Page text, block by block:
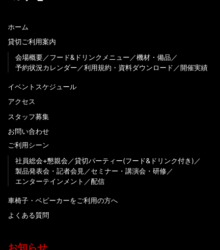
ホーム
貸切ご利用案内
会場概要
フード&ドリンクメニュー
機材・備品
予約状況カレンダー
利用規約・資料ダウンロード 開催実績
イベントスケジュール
アクセス
スタッフ募集
お問い合わせ
ご利用シーン
社員総会+懇親会
貸切パーティー(フード&ドリンク付き)
製品発表会・記者会見
セミナー・講演会・研修
エンターテインメント
配信
車椅子・ベビーカーをご利用の方へ
よくある質問
お知らせ